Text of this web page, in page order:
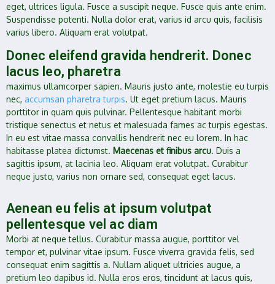
eget, ultrices ligula. Fusce a suscipit neque. Fusce quis ante enim.
Suspendisse potenti. Nulla dolor erat, varius id arcu quis, facilisis
varius libero. Aliquam erat volutpat.
Donec eleifend gravida hendrerit. Donec
lacus leo, pharetra
maximus ullamcorper sapien. Mauris justo ante, molestie eu turpis
nec, accumsan pharetra turpis. Ut eget pretium lacus. Mauris
porttitor in quam quis pulvinar. Pellentesque habitant morbi
tristique senectus et netus et malesuada fames ac turpis egestas.
In eu est vitae massa convallis hendrerit nec eu lorem. In hac
habitasse platea dictumst. Maecenas et finibus arcu. Duis a
sagittis ipsum, at lacinia leo. Aliquam erat volutpat. Curabitur
neque justo, varius non ornare sed, consequat eget lacus.
Aenean eu felis at ipsum volutpat
pellentesque vel ac diam
Morbi at neque tellus. Curabitur massa augue, porttitor vel
tempor et, pulvinar vitae ipsum. Fusce viverra gravida felis, sed
consequat enim sagittis a. Nullam aliquet ultricies augue, a
pretium leo dapibus id. Nulla eros eros, tincidunt at lacus quis,